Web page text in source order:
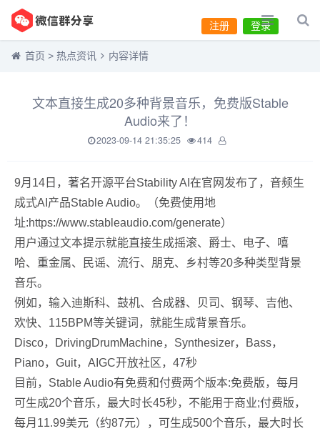
登录
注册
首页 > 热点资讯 内容详情
文本直接生成20多种背景音乐，免费版Stable
Audio来了！
2023-09-14 21:35:25 414
9月14日，著名开源平台Stability AI在官网发布了，音频生
成式AI产品Stable Audio。（免费使用地
址:https://www.stableaudio.com/generate）
用户通过文本提示就能直接生成摇滚、爵士、电子、嘻
哈、重金属、民谣、流行、朋克、乡村等20多种类型背景
音乐。
例如，输入迪斯科、鼓机、合成器、贝司、钢琴、吉他、
欢快、115BPM等关键词，就能生成背景音乐。
Disco，DrivingDrumMachine，Synthesizer，Bass，
Piano，Guit，AIGC开放社区，47秒
目前，Stable Audio有免费和付费两个版本:免费版，每月
可生成20个音乐，最大时长45秒，不能用于商业;付费版，
每月11.99美元（约87元），可生成500个音乐，最大时长